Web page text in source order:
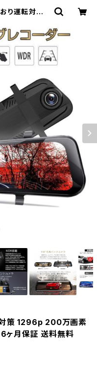
り運転対策 1
送料無料「D
（Ｋ＆Ｍサ
）
対策 1296p 200万画素
6ヶ月保証 送料無料